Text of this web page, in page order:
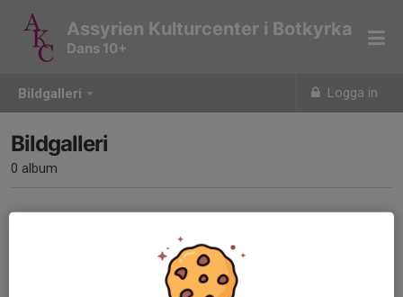
Bildgalleri Logga in
Assyrien Kulturcenter i Botkyrka
Dans 10+
Bildgalleri
0 album
Inga album skapade